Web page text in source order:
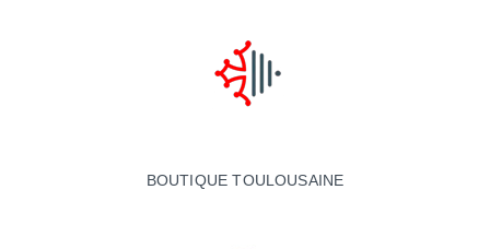
BOUTIQUE TOULOUSAINE